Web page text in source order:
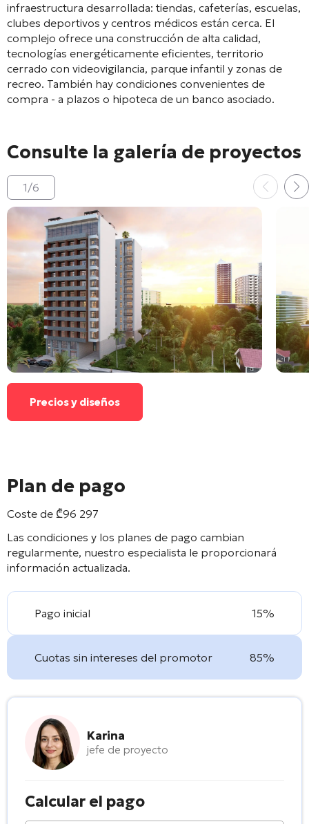
infraestructura desarrollada: tiendas, cafeterías, escuelas,
clubes deportivos y centros médicos están cerca. El
complejo ofrece una construcción de alta calidad,
tecnologías energéticamente eficientes, territorio
cerrado con videovigilancia, parque infantil y zonas de
recreo. También hay condiciones convenientes de
compra - a plazos o hipoteca de un banco asociado.
Consulte la galería de proyectos
1/6
Precios y diseños
Plan de pago
Coste de ₾96 297
Las condiciones y los planes de pago cambian
regularmente, nuestro especialista le proporcionará
información actualizada.
Pago inicial 15%
Cuotas sin intereses del promotor 85%
Karina
jefe de proyecto
Calcular el pago